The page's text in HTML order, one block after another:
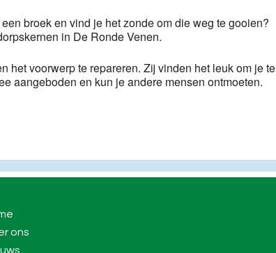
broek en vind je het zonde om die weg te gooien?
in De Ronde Venen.
voorwerp te repareren. Zij vinden het leuk om je te
aangeboden en kun je andere mensen ontmoeten.
ons